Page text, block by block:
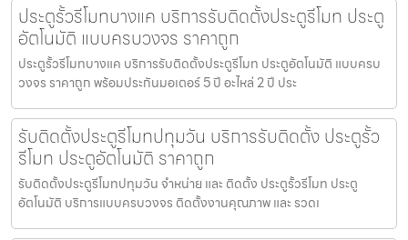
ประตูรั้วรีโมทบางแค บริการรับติดตั้งประตูรีโมท ประตู
อัตโนมัติ แบบครบวงจร ราคาถูก
ประตูรั้วรีโมทบางแค บริการรับติดตั้งประตูรีโมท ประตูอัตโนมัติ แบบครบ
วงจร ราคาถูก พร้อมประกันมอเตอร์ 5 ปี อะไหล่ 2 ปี ประ
รับติดตั้งประตูรีโมทปทุมวัน บริการรับติดตั้ง ประตูรั้ว
รีโมท ประตูอัตโนมัติ ราคาถูก
รับติดตั้งประตูรีโมทปทุมวัน จำหน่าย และ ติดตั้ง ประตูรั้วรีโมท ประตู
อัตโนมัติ บริการแบบครบวงจร ติดตั้งงานคุณภาพ และ รวดเ